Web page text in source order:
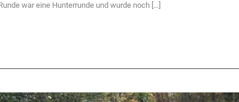
war eine Hunterrunde und wurde noch […]